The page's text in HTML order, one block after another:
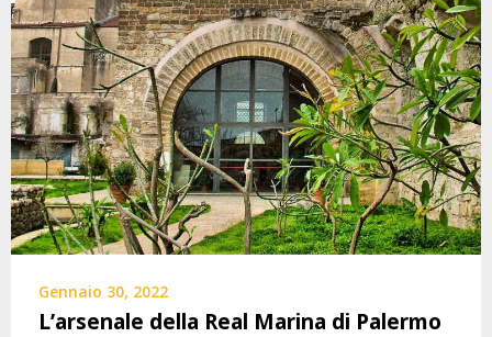
Gennaio 30, 2022
L’arsenale della Real Marina di Palermo